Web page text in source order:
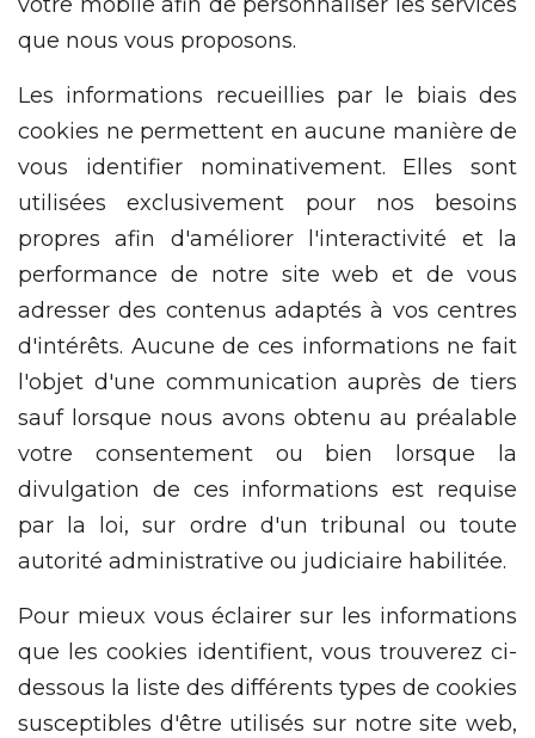
que nous vous proposons.
Les informations recueillies par le biais des
cookies ne permettent en aucune manière de
vous identifier nominativement. Elles sont
utilisées exclusivement pour nos besoins
propres afin d'améliorer l'interactivité et la
performance de notre site web et de vous
adresser des contenus adaptés à vos centres
d'intérêts. Aucune de ces informations ne fait
l'objet d'une communication auprès de tiers
sauf lorsque nous avons obtenu au préalable
votre consentement ou bien lorsque la
divulgation de ces informations est requise
par la loi, sur ordre d'un tribunal ou toute
autorité administrative ou judiciaire habilitée.
Pour mieux vous éclairer sur les informations
que les cookies identifient, vous trouverez ci-
dessous la liste des différents types de cookies
susceptibles d'être utilisés sur notre site web,